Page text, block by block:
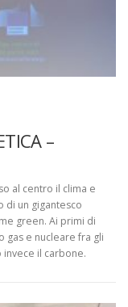
–
al centro il clima e
di un gigantesco
green. Ai primi di
gas e nucleare fra gli
il carbone.